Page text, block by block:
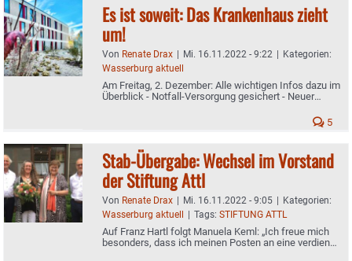
Es ist soweit: Das Krankenhaus zieht
um!
Von Renate Drax | Mi. 16.11.2022 - 9:22 | Kategorien:
Wasserburg aktuell
Am Freitag, 2. Dezember: Alle wichtigen Infos dazu im
Überblick - Notfall-Versorgung gesichert - Neuer
5
Stab-Übergabe: Wechsel im Vorstand
der Stiftung Attl
Von Renate Drax | Mi. 16.11.2022 - 9:05 | Kategorien:
Wasserburg aktuell | Tags: STIFTUNG ATTL
Auf Franz Hartl folgt Manuela Keml: „Ich freue mich
besonders, dass ich meinen Posten an eine verdiente